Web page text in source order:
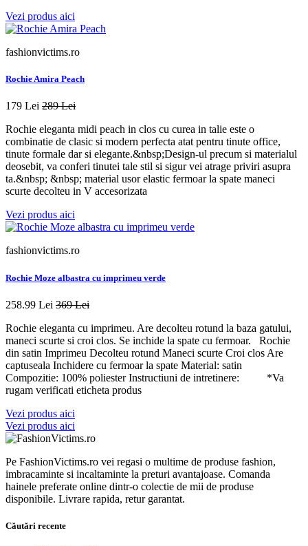
Vezi produs aici
fashionvictims.ro
Rochie Amira Peach
179 Lei 289 Lei
Rochie eleganta midi peach in clos cu curea in talie este o
combinatie de clasic si modern perfecta atat pentru tinute office,
tinute formale dar si elegante.&nbsp;Design-ul precum si materialul
deosebit, va conferi tinutei tale stil si sigur vei atrage priviri asupra
ta.&nbsp; &nbsp; material usor elastic fermoar la spate maneci
scurte decolteu in V accesorizata
Vezi produs aici
fashionvictims.ro
Rochie Moze albastra cu imprimeu verde
258.99 Lei 369 Lei
Rochie eleganta cu imprimeu. Are decolteu rotund la baza gatului,
maneci scurte si croi clos. Se inchide la spate cu fermoar. Rochie
din satin Imprimeu Decolteu rotund Maneci scurte Croi clos Are
captuseala Inchidere cu fermoar la spate Material: satin
Compozitie: 100% poliester Instructiuni de intretinere: *Va
rugam verificati eticheta produs
Vezi produs aici
Vezi produs aici
Pe FashionVictims.ro vei regasi o multime de produse fashion,
imbracaminte si incaltaminte la preturi avantajoase. Comanda
hainele preferate online dintr-o colectie de mii de produse
disponibile. Livrare rapida, retur garantat.
Căutări recente